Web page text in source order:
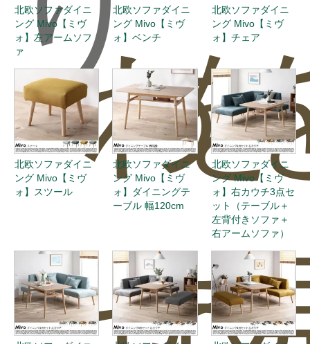
わを
北欧ソファダイニ
ング Mivo【ミヴ
ォ】左アームソフ
ァ
北欧ソファダイニ
ング Mivo【ミヴ
ォ】ベンチ
北欧ソファダイニ
ング Mivo【ミヴ
ォ】チェア
北欧ソファダイニ
ング Mivo【ミヴ
ォ】スツール
北欧ソファダイニ
ング Mivo【ミヴ
ォ】ダイニングテ
ーブル 幅120cm
北欧ソファダイニ
ング Mivo【ミヴ
ォ】右カウチ3点セ
ット（テーブル＋
左背付きソファ＋
右アームソファ）